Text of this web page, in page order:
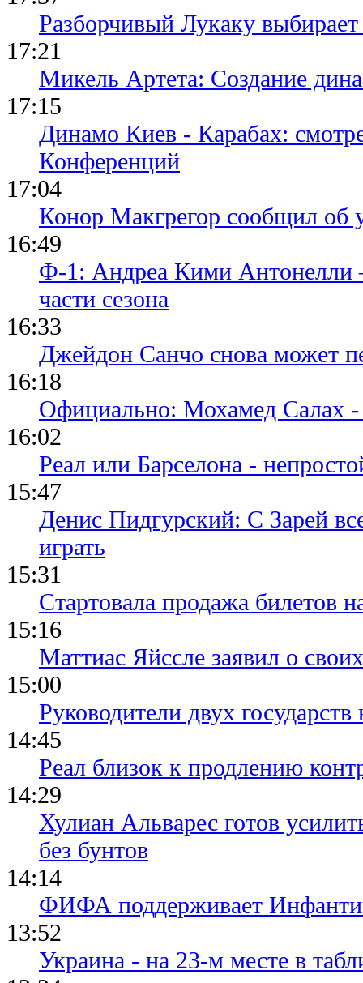
Разборчивый Лукаку
17:21
Микель Артета: Создание
17:15
Динамо Киев - Карабах:
Конференций
17:04
Конор Макгрегор сообщил об
16:49
Ф-1: Андреа Кими Антонелли
части сезона
16:33
Джейдон Санчо снова может
16:18
Официально: Мохамед Салах -
16:02
Реал или Барселона -
15:47
Денис Пидгурский: С Зарей
играть
15:31
Стартовала продажа билетов
15:16
Маттиас Яйссле заявил о
15:00
Руководители двух
14:45
Реал близок к продлению
14:29
Хулиан Альварес готов
без бунтов
14:14
ФИФА поддерживает
13:52
Украина - на 23-м месте в